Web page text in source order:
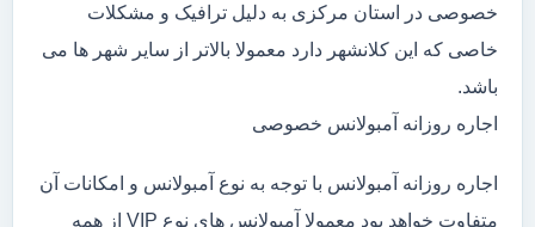
خصوصی در استان مرکزی به دلیل ترافیک و مشکلات
خاصی که این کلانشهر دارد معمولا بالاتر از سایر شهر ها می
باشد.
اجاره روزانه آمبولانس خصوصی
اجاره روزانه آمبولانس با توجه به نوع آمبولانس و امکانات آن
متفاوت خواهد بود معمولا آمبولانس های نوع VIP از همه